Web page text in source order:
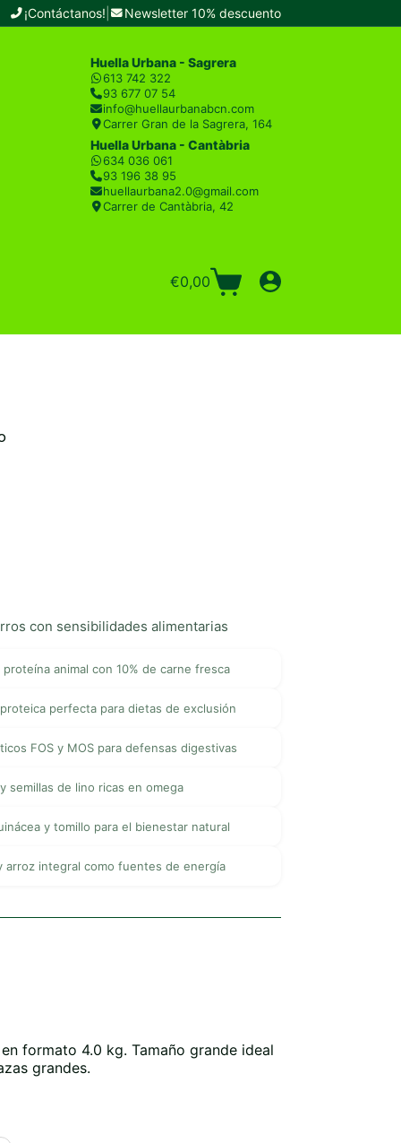
¡Contáctanos! Newsletter 10% descuento
Huella Urbana - Sagrera
613 742 322
93 677 07 54
info@huellaurbanabcn.com
Carrer Gran de la Sagrera, 164
Huella Urbana - Cantàbria
634 036 061
93 196 38 95
huellaurbana2.0@gmail.com
Carrer de Cantàbria, 42
Carro
€0,00
con sensibilidades alimentarias
animal con 10% de carne fresca
perfecta para dietas de exclusión
FOS y MOS para defensas digestivas
semillas de lino ricas en omega
y tomillo para el bienestar natural
arroz integral como fuentes de energía
formato 4.0 kg. Tamaño grande ideal
grandes.